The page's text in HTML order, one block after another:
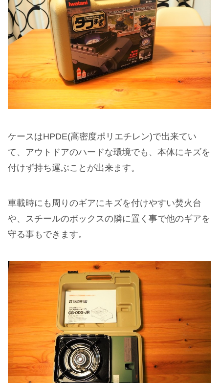
ケースはHPDE(高密度ポリエチレン)で出来てい
て、アウトドアのハードな環境でも、本体にキズを
付けず持ち運ぶことが出来ます。
車載時にも周りのギアにキズを付けやすい焚火台
や、スチールのボックスの隣に置く事で他のギアを
守る事もできます。